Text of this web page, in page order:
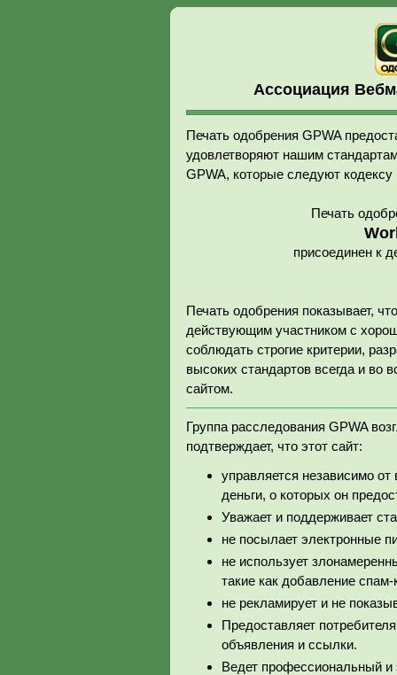
Ассоциация
Печать одобрения GPWA
удовлетворяют нашим
GPWA, которые следуют кодексу
Печать
присоединен к
Печать одобрения показывает,
действующим участником с
соблюдать строгие критерии,
высоких стандартов всегда и во
сайтом.
Группа расследования GPWA
подтверждает, что этот сайт:
управляется независимо
деньги, о которых он
Уважает и поддерживает
не посылает электронные
не использует
такие как добавление
не рекламирует и не
Предоставляет
объявления и ссылки.
Ведет профессиональный и